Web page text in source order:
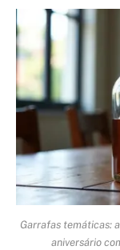
Garrafas temáticas:
aniversário